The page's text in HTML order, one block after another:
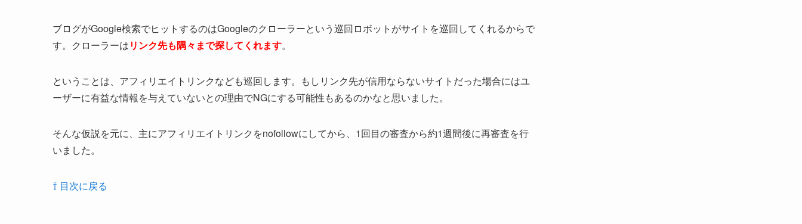
ブログがGoogle検索でヒットするのはGoogleのクローラーという巡回ロボットがサイトを巡回してくれるからで
す。クローラーはリンク先も隅々まで探してくれます。
ということは、アフィリエイトリンクなども巡回します。もしリンク先が信用ならないサイトだった場合にはユ
ーザーに有益な情報を与えていないとの理由でNGにする可能性もあるのかなと思いました。
そんな仮説を元に、主にアフィリエイトリンクをnofollowにしてから、1回目の審査から約1週間後に再審査を行
いました。
⇧ 目次に戻る